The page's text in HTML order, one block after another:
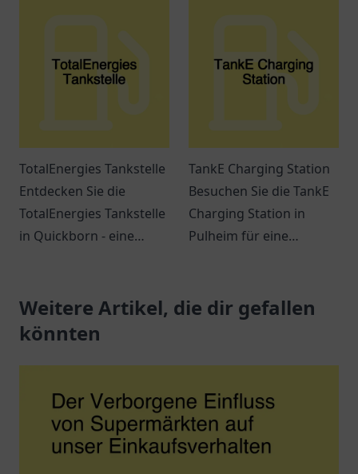
TotalEnergies Tankstelle
Entdecken Sie die
TotalEnergies Tankstelle
in Quickborn - eine
Einheimische mit
erstklassigem Service
TankE Charging Station
Besuchen Sie die TankE
Charging Station in
Pulheim für eine
Elektrofahrzeug.
Weitere Artikel, die dir gefallen
könnten